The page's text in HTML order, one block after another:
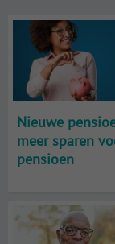
Nieuwe
meer sparen
pensioen